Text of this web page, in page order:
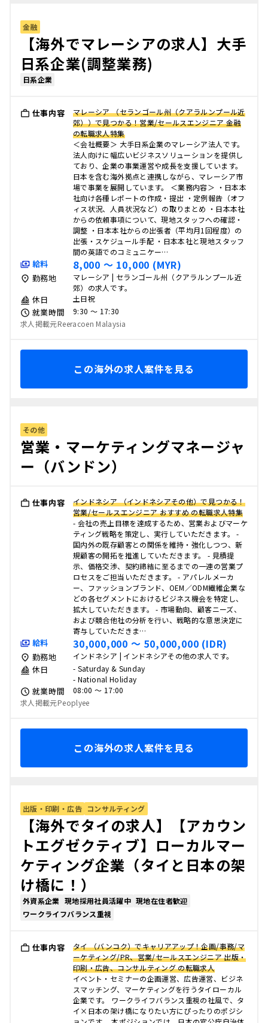
金融
【海外でマレーシアの求人】大手
日系企業(調整業務)
日系企業
仕事内容
マレーシア （セランゴール州（クアラルンプール近
郊））で見つかる！営業/セールスエンジニア 金融
の転職求人特集
＜会社概要＞ 大手日系企業のマレーシア法人です。
法人向けに幅広いビジネスソリューションを提供し
ており、企業の事業運営や成長を支援しています。
日本を含む海外拠点と連携しながら、マレーシア市
場で事業を展開しています。 ＜業務内容＞ ・日本本
社向け各種レポートの作成・提出 ・定例報告（オフ
ィス状況、人員状況など）の取りまとめ ・日本本社
からの依頼事項について、現地スタッフへの確認・
調整 ・日本本社からの出張者（平均月1回程度）の
出張・スケジュール手配 ・日本本社と現地スタッフ
間の英語でのコミュニケー…
給料 8,000 〜 10,000 (MYR)
勤務地
マレーシア | セランゴール州（クアラルンプール近
郊）の求人です。
休日 土日祝
就業時間
9:30 〜 17:30
求人掲載元Reeracoen Malaysia
この海外の求人案件を見る
その他
営業・マーケティングマネージャ
ー（バンドン）
仕事内容
インドネシア （インドネシアその他）で見つかる！
営業/セールスエンジニア おすすめ の転職求人特集
- 会社の売上目標を達成するため、営業およびマーケ
ティング戦略を策定し、実行していただきます。 -
国内外の既存顧客との関係を維持・強化しつつ、新
規顧客の開拓を推進していただきます。 - 見積提
示、価格交渉、契約締結に至るまでの一連の営業プ
ロセスをご担当いただきます。 - アパレルメーカ
ー、ファッションブランド、OEM／ODM繊維企業な
どの各セグメントにおけるビジネス機会を特定し、
拡大していただきます。 - 市場動向、顧客ニーズ、
および競合他社の分析を行い、戦略的な意思決定に
寄与していただきま…
給料 30,000,000 〜 50,000,000 (IDR)
勤務地 インドネシア | インドネシアその他の求人です。
休日
- Saturday & Sunday
- National Holiday
就業時間
08:00 〜 17:00
求人掲載元Peoplyee
この海外の求人案件を見る
出版・印刷・広告 コンサルティング
【海外でタイの求人】【アカウン
トエグゼクティブ】ローカルマー
ケティング企業（タイと日本の架
け橋に！）
外資系企業 現地採用社員活躍中 現地在住者歓迎
ワークライフバランス重視
仕事内容
タイ （バンコク）でキャリアアップ！企画/事務/マ
ーケティング/PR、営業/セールスエンジニア 出版・
印刷・広告、コンサルティング の転職求人
イベント・セミナーの企画運営、広告運営、ビジネ
スマッチング、マーケティングを行うタイローカル
企業です。 ワークライフバランス重視の社風で、タ
イ×日本の架け橋になりたい方にぴったりのポジシ